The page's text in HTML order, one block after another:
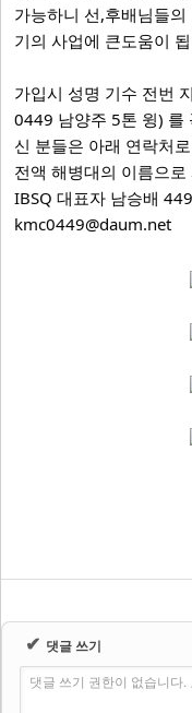
가능하니 선,후배님들
기의 사업에 큰도움이
가입시 성명 기수 전번
0449 남양주 5톤 윙) 를
신 분들은 아래 연락처
전액 해병대의 이름으
IBSQ 대표자 남승배
kmc0449@daum.net
✔ 댓글 쓰기
댓글 쓰기 권한이 없습니다